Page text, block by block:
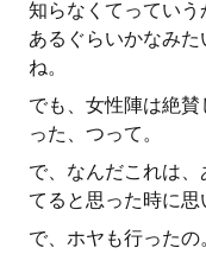
知らなくてってい
あるぐらいかなみ
ね。
でも、女性陣は絶
った、つって。
で、なんだこれは
てると思った時に思
で、ホヤも行ったの